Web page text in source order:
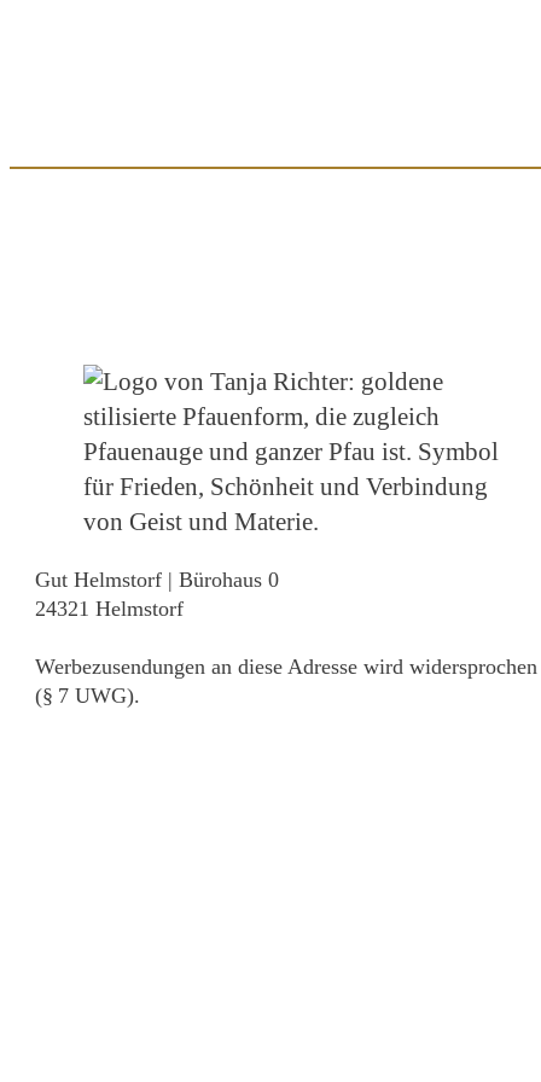
Gut Helmstorf | Bürohaus 0
24321 Helmstorf
Werbezusendungen an diese Adresse wird widersprochen
(§ 7 UWG).